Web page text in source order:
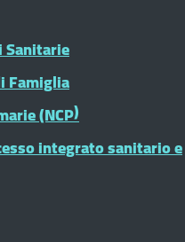
Sanitarie
Famiglia
(NCP)
integrato sanitario e